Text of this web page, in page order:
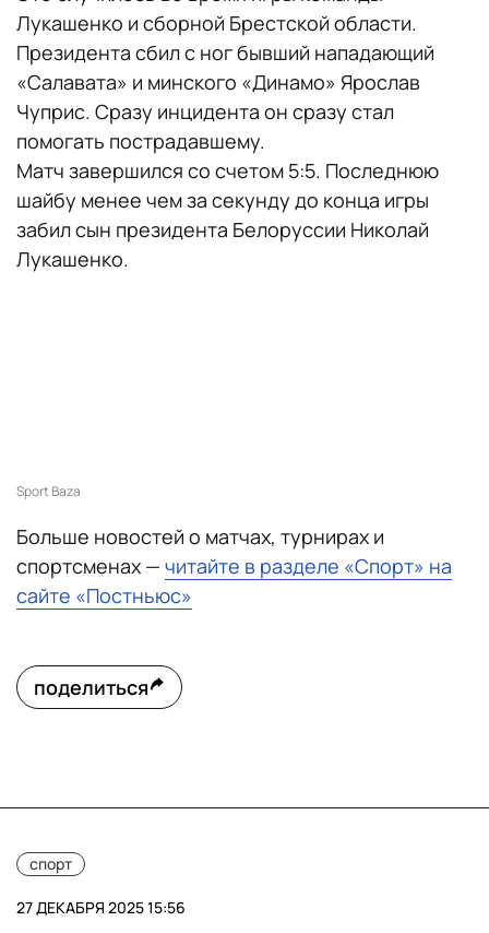
Лукашенко и сборной Брестской области.
Президента сбил с ног бывший нападающий
«Салавата» и минского «Динамо» Ярослав
Чуприс. Сразу инцидента он сразу стал
помогать пострадавшему.
Матч завершился со счетом 5:5. Последнюю
шайбу менее чем за секунду до конца игры
забил сын президента Белоруссии Николай
Лукашенко.
Sport Baza
Больше новостей о матчах, турнирах и
спортсменах — читайте в разделе «Спорт» на
сайте «Постньюс»
поделиться
спорт
27 ДЕКАБРЯ 2025 15:56